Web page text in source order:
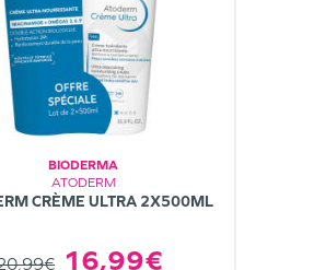
BIODERMA
ATODERM
CRÈME ULTRA 2X500ML
16,99€